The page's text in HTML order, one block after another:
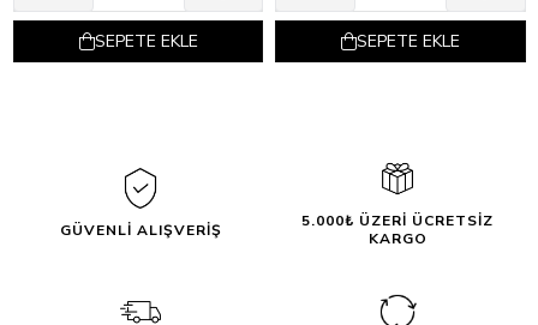
SEPETE EKLE SEPETE EKLE
GÜVENLİ ALIŞVERİŞ
5.000₺ ÜZERİ ÜCRETSİZ
KARGO